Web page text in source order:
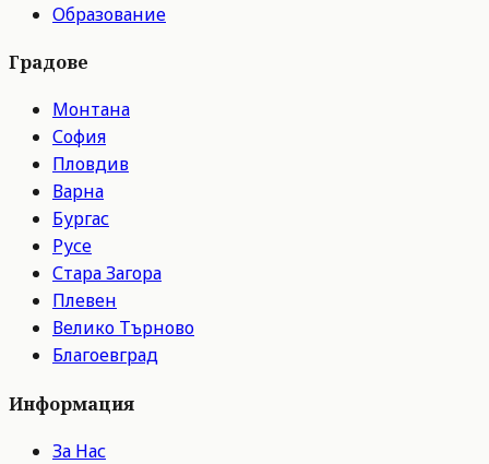
Образование
Градове
Монтана
София
Пловдив
Варна
Бургас
Русе
Стара Загора
Плевен
Велико Търново
Благоевград
Информация
За Нас